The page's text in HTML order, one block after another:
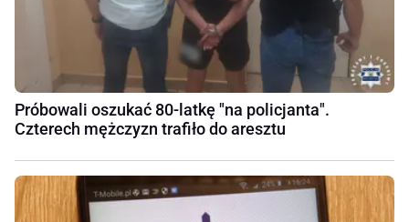
Próbowali oszukać 80-latkę "na policjanta".
Czterech mężczyzn trafiło do aresztu